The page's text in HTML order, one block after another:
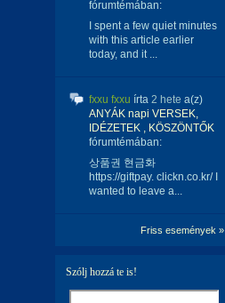
fórumtémában:
I spent a few quiet minutes
with this article earlier
today, and it ...
fxxu fxxu írta 2 hete a(z)
ANYÁK napi VERSEK,
IDÉZETEK , KÖSZÖNTŐK
fórumtémában:
상품권 현금화
https://giftpay. clickn.co.kr/ I
wanted to leave a...
Friss események »
Szólj hozzá te is!